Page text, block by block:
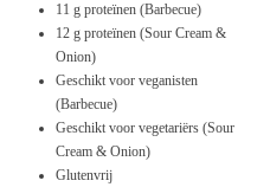
11 g proteïnen (Barbecue)
12 g proteïnen (Sour Cream &
Onion)
Geschikt voor veganisten
(Barbecue)
Geschikt voor vegetariërs (Sour
Cream & Onion)
Glutenvrij